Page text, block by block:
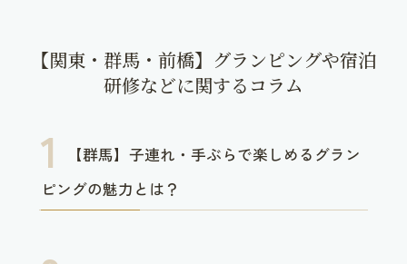
【関東・群馬・前橋】グランピングや宿泊
研修などに関するコラム
【群馬】子連れ・手ぶらで楽しめるグラン
ピングの魅力とは？